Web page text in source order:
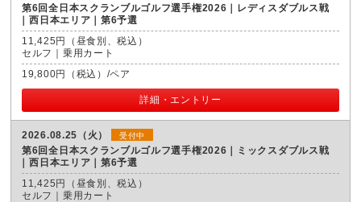
第6回全日本スクランブルゴルフ選手権2026｜レディスダブルス戦
西日本エリア｜第6予選
11,425円（昼食別、税込）
セルフ｜乗用カート
19,800円（税込）/ペア
詳細・エントリー
2026.08.25（火） 受付中
第6回全日本スクランブルゴルフ選手権2026｜ミックスダブルス戦
西日本エリア｜第6予選
11,425円（昼食別、税込）
セルフ｜乗用カート